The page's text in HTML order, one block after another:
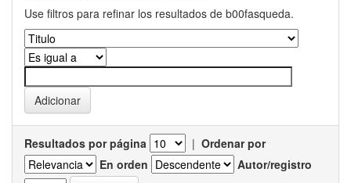
Use filtros para refinar los resultados de b00fasqueda.
Resultados por página | Ordenar por
En orden
Autor/registro